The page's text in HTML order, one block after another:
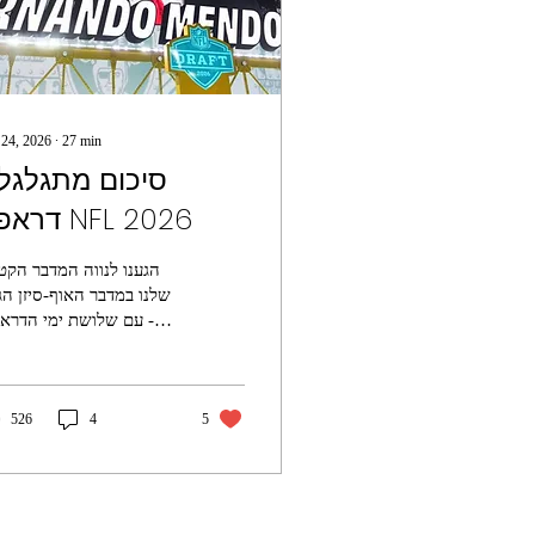
2026 ∙ 27 min
סיכום
דראפט NFL 2026
הגענו לנווה המדבר
שלנו במדבר האוף-סיזן
- עם שלושת ימי
את המהלכים
אחת, ואסמן את
526 4 5